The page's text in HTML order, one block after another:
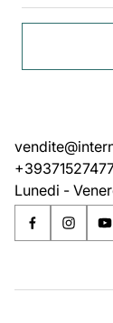
Lunedi -